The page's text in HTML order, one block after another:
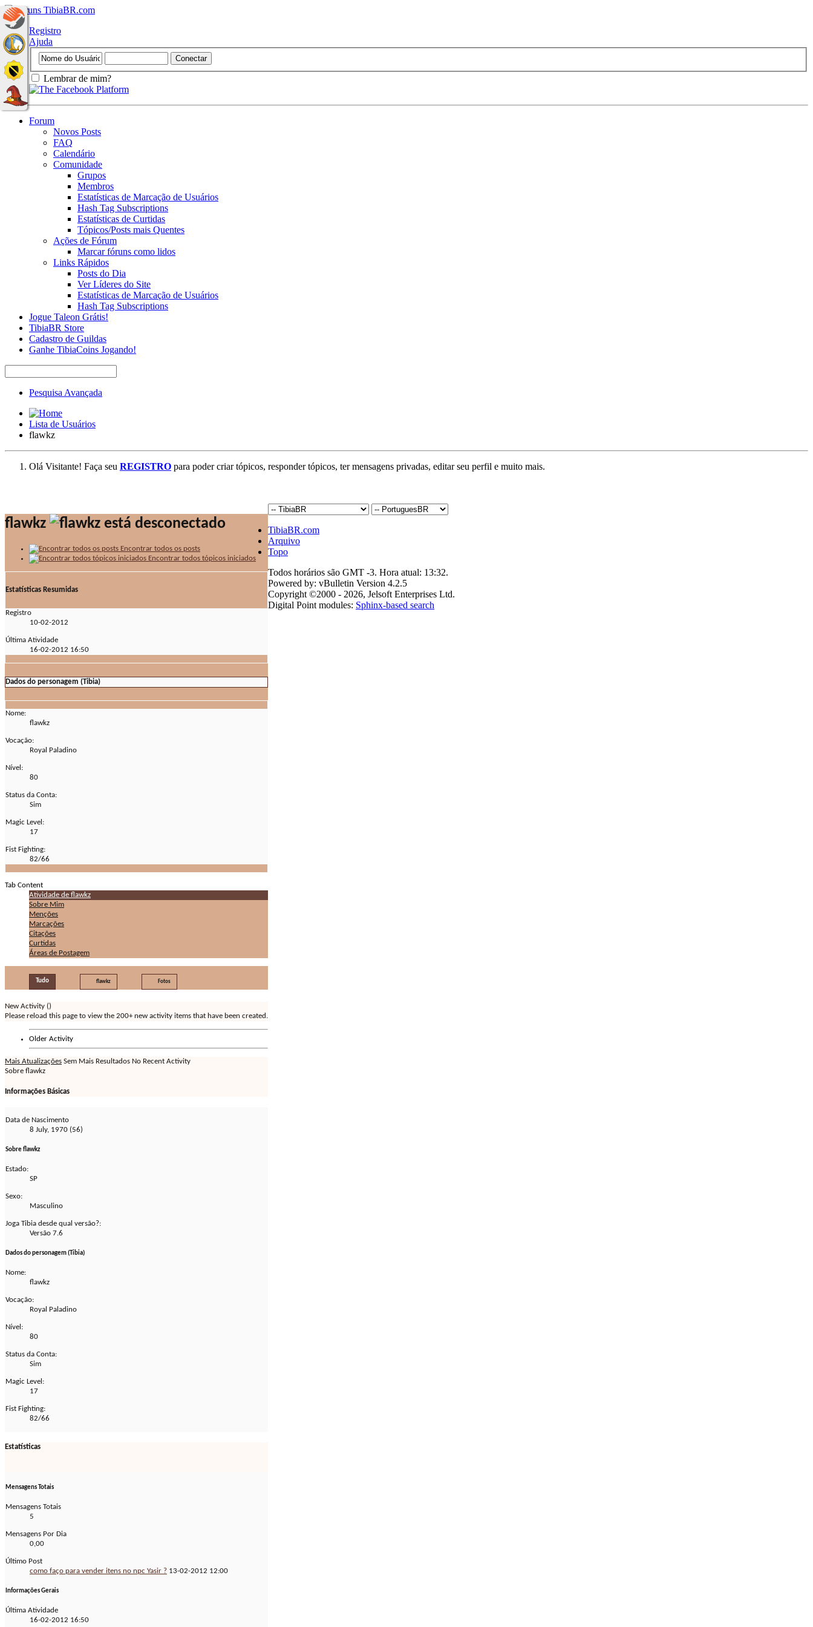
Registro
Ajuda
Lembrar de mim?
Forum
Novos Posts
FAQ
Calendário
Comunidade
Grupos
Membros
Estatísticas de Marcação de Usuários
Hash Tag Subscriptions
Estatísticas de Curtidas
Tópicos/Posts mais Quentes
Ações de Fórum
Marcar fóruns como lidos
Links Rápidos
Posts do Dia
Ver Líderes do Site
Estatísticas de Marcação de Usuários
Hash Tag Subscriptions
Jogue Taleon Grátis!
TibiaBR Store
Cadastro de Guildas
Ganhe TibiaCoins Jogando!
Pesquisa Avançada
Lista de Usuários
flawkz
Olá Visitante! Faça seu REGISTRO para poder criar tópicos, responder tópicos, ter mensagens privadas, editar seu perfil e muito mais.
flawkz
Encontrar todos os posts
Encontrar todos tópicos iniciados
Estatísticas Resumidas
Registro
10-02-2012
Última Atividade
16-02-2012 16:50
Dados do personagem (Tibia)
Nome:
flawkz
Vocação:
Royal Paladino
Nível:
80
Status da Conta:
Sim
Magic Level:
17
Fist Fighting:
82/66
Tab Content
Atividade de flawkz
Sobre Mim
Menções
Marcações
Citações
Curtidas
Áreas de Postagem
Tudo flawkz Fotos
New Activity ()
Please reload this page to view the 200+ new activity items that have been created.
Older Activity
Mais Atualizações Sem Mais Resultados No Recent Activity
Sobre flawkz
Informações Básicas
Data de Nascimento
8 July, 1970 (56)
Sobre flawkz
Estado:
SP
Sexo:
Masculino
Joga Tibia desde qual versão?:
Versão 7.6
Dados do personagem (Tibia)
Nome:
flawkz
Vocação:
Royal Paladino
Nível:
80
Status da Conta:
Sim
Magic Level:
17
Fist Fighting:
82/66
Estatísticas
Mensagens Totais
Mensagens Totais
5
Mensagens Por Dia
0,00
Último Post
como faço para vender itens no npc Yasir ? 13-02-2012 12:00
Informações Gerais
Última Atividade
16-02-2012 16:50
TibiaBR.com
Arquivo
Topo
Todos horários são GMT -3. Hora atual: 13:32.
Powered by: vBulletin Version 4.2.5
Copyright ©2000 - 2026, Jelsoft Enterprises Ltd.
Digital Point modules: Sphinx-based search